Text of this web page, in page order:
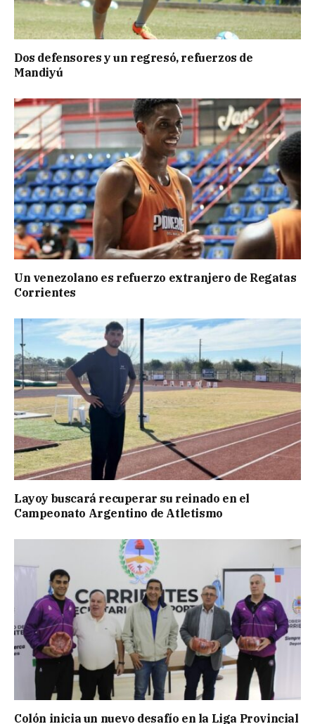
Dos defensores y un regresó, refuerzos de
Mandiyú
Un venezolano es refuerzo extranjero de Regatas
Corrientes
Layoy buscará recuperar su reinado en el
Campeonato Argentino de Atletismo
Colón inicia un nuevo desafío en la Liga Provincial